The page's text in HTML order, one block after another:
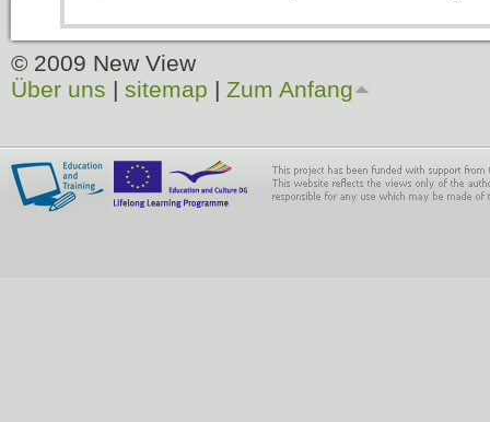
© 2009 New View
Über uns | sitemap | Zum Anfang